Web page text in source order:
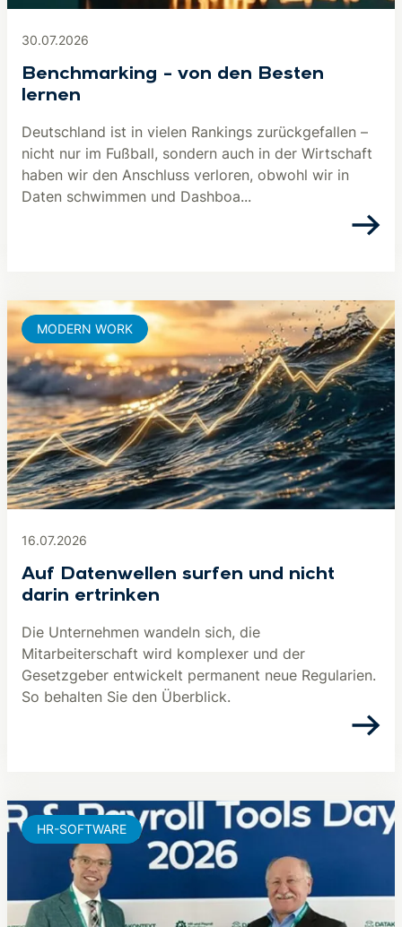
30.07.2026
Benchmarking – von den Besten
lernen
Deutschland ist in vielen Rankings zurückgefallen –
nicht nur im Fußball, sondern auch in der Wirtschaft
haben wir den Anschluss verloren, obwohl wir in
Daten schwimmen und Dashboa...
16.07.2026
Auf Datenwellen surfen und nicht
darin ertrinken
Die Unternehmen wandeln sich, die
Mitarbeiterschaft wird komplexer und der
Gesetzgeber entwickelt permanent neue Regularien.
So behalten Sie den Überblick.
MODERN WORK
HR-SOFTWARE